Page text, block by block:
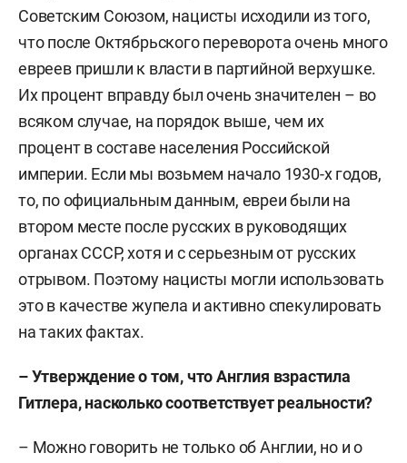
Советским Союзом, нацисты исходили из того,
что после Октябрьского переворота очень много
евреев пришли к власти в партийной верхушке.
Их процент вправду был очень значителен – во
всяком случае, на порядок выше, чем их
процент в составе населения Российской
империи. Если мы возьмем начало 1930-х годов,
то, по официальным данным, евреи были на
втором месте после русских в руководящих
органах СССР, хотя и с серьезным от русских
отрывом. Поэтому нацисты могли использовать
это в качестве жупела и активно спекулировать
на таких фактах.
– Утверждение о том, что Англия взрастила
Гитлера, насколько соответствует реальности?
– Можно говорить не только об Англии, но и о